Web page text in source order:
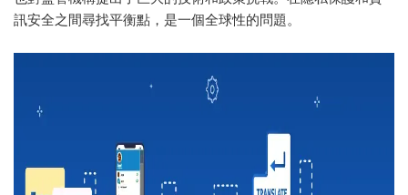
訊安全之間尋找平衡點，是一個全球性的問題。